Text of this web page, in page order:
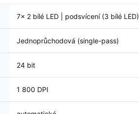
7× 2 bílé LED | podsvícení (3 bílé LED)
Jednoprůchodová (single-pass)
24 bit
1 800 DPI